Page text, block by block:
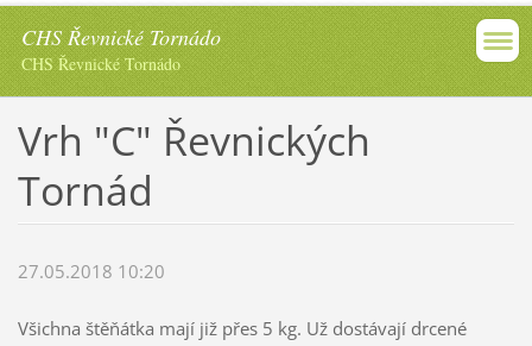
CHS Řevnické Tornádo
CHS Řevnické Tornádo
Vrh "C" Řevnických
Tornád
27.05.2018 10:20
Všichna štěňátka mají již přes 5 kg. Už dostávají drcené